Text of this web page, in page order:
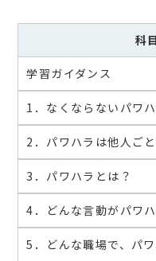
科目
学習ガイダンス
1．なくならないパワ
2．パワハラは他人ご
3．パワハラとは？
4．どんな言動がパワ
5．どんな職場で、パ